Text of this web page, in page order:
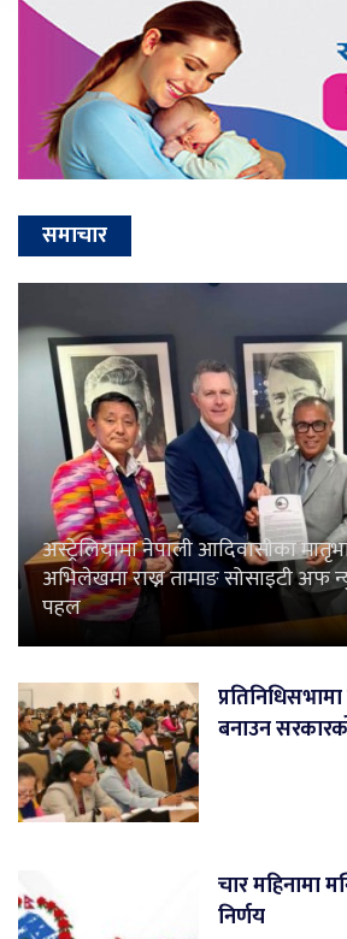
समाचार
अस्ट्रेलियामा नेपाली आदिवासीका
अभिलेखमा राख्न तामाङ सोसाइटी अफ
पहल
बनाउन
चार महिनामा
निर्णय